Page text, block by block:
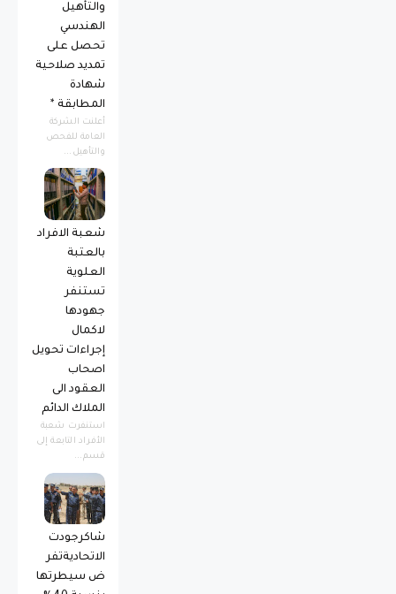
والتأهيل
الهندسي
تحصل على
تمديد صلاحية
شهادة
المطابقة *
أعلنت الشركة
العامة للفحص
والتأهيل...
شعبة الافراد
بالعتبة
العلوية
تستنفر
جهودها
لاكمال
إجراءات تحويل
اصحاب
العقود الى
الملاك الدائم
استنفرت شعبة
الأفراد التابعة إلى
قسم...
شاكرجودت
الاتحاديةتفر
ض سيطرتها